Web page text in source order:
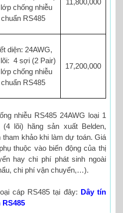
chống nhiễu
chuẩn RS485
11,800,000
diện: 24AWG,
4 sợi (2 Pair)
chống nhiễu
chuẩn RS485
17,200,000
nhiễu RS485 24AWG loại 1
lõi) hãng sản xuất Belden,
khảo khi làm dự toán. Giá
thuộc vào biến động của thị
hay chi phí phát sinh ngoài
chi phí vận chuyển,…).
cáp RS485 tại đây: Dây tín